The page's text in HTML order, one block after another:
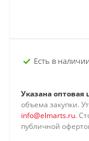
Есть в наличии
Указана оптовая
объема закупки.
info@elmarts.ru.
публичной